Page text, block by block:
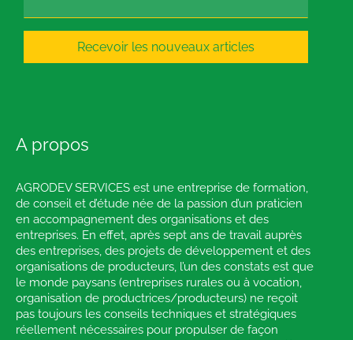
Recevoir les nouveaux articles
A propos
AGRODEV SERVICES est une entreprise de formation,
de conseil et d’étude née de la passion d’un praticien
en accompagnement des organisations et des
entreprises. En effet, après sept ans de travail auprès
des entreprises, des projets de développement et des
organisations de producteurs, l’un des constats est que
le monde paysans (entreprises rurales ou à vocation,
organisation de productrices/producteurs) ne reçoit
pas toujours les conseils techniques et stratégiques
réellement nécessaires pour propulser de façon